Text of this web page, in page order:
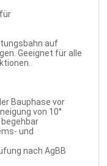
auf
Geeignet für alle
Bauphase vor
von 10°
und
nach AgBB